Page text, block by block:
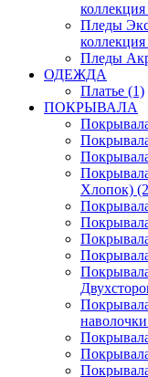
Пледы
Пледы
ОДЕЖДА
Платье (1)
ПОКРЫВАЛА
Хлопок)